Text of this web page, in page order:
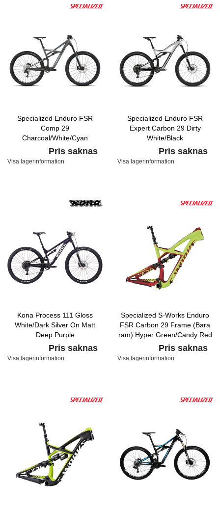
Specialized Enduro FSR
Comp 29
Charcoal/White/Cyan
Pris saknas
Visa lagerinformation
Specialized Enduro FSR
Expert Carbon 29 Dirty
White/Black
Pris saknas
Visa lagerinformation
Kona Process 111 Gloss
White/Dark Silver On Matt
Deep Purple
Pris saknas
Visa lagerinformation
Specialized S-Works Enduro
FSR Carbon 29 Frame (Bara
ram) Hyper Green/Candy Red
Pris saknas
Visa lagerinformation